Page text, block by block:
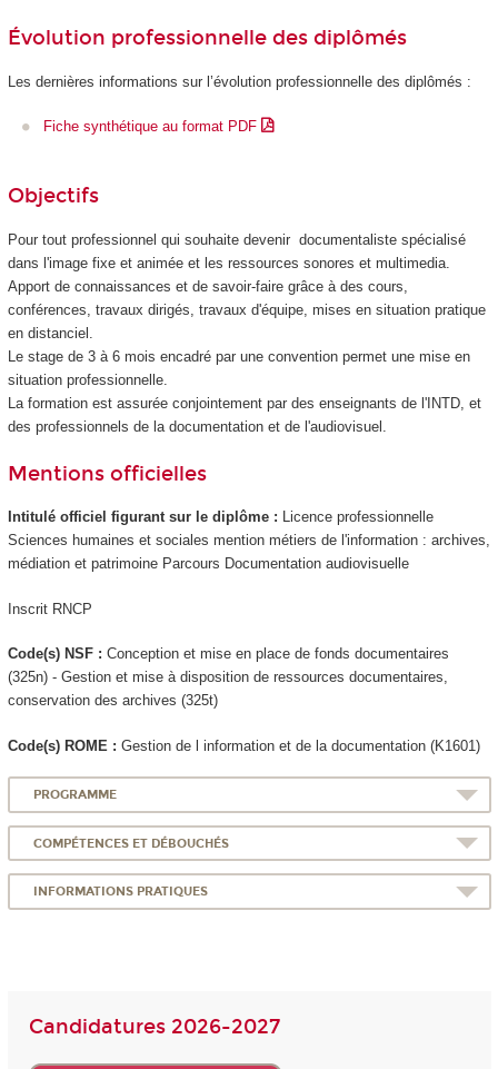
Évolution professionnelle des diplômés
Les dernières informations sur l’évolution professionnelle des diplômés :
Fiche synthétique au format PDF
Objectifs
Pour tout professionnel qui souhaite devenir documentaliste spécialisé
dans l'image fixe et animée et les ressources sonores et multimedia.
Apport de connaissances et de savoir-faire grâce à des cours,
conférences, travaux dirigés, travaux d'équipe, mises en situation pratique
en distanciel.
Le stage de 3 à 6 mois encadré par une convention permet une mise en
situation professionnelle.
La formation est assurée conjointement par des enseignants de l'INTD, et
des professionnels de la documentation et de l'audiovisuel.
Mentions officielles
Intitulé officiel figurant sur le diplôme : Licence professionnelle
Sciences humaines et sociales mention métiers de l'information : archives,
médiation et patrimoine Parcours Documentation audiovisuelle
Inscrit RNCP
Code(s) NSF : Conception et mise en place de fonds documentaires
(325n) - Gestion et mise à disposition de ressources documentaires,
conservation des archives (325t)
Code(s) ROME : Gestion de l information et de la documentation (K1601)
PROGRAMME
COMPÉTENCES ET DÉBOUCHÉS
INFORMATIONS PRATIQUES
Candidatures 2026-2027